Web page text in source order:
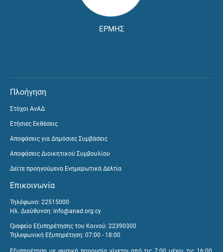
ΕΡΜΗΣ
Πλοήγηση
Στόχοι ΑνΑΔ
Ετήσιες Εκθέσεις
Αποφάσεις για Δημόσιες Συμβάσεις
Αποφάσεις Διοικητικού Συμβουλίου
Δείτε προηγούμενα Ενημερωτικά Δελτία
Επικοινωνία
Τηλέφωνο: 22515000
Ηλ. Διεύθυνση: info@anad.org.cy
Γραφείο Εξυπηρέτησης του Κοινού: 22390300
Τηλεφωνική Εξυπηρέτηση: 07:00 - 18:00